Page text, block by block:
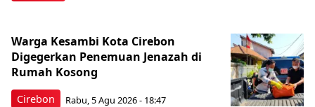
Cirebon
Warga Kesambi Kota Cirebon
Digegerkan Penemuan Jenazah di
Rumah Kosong
Rabu, 5 Agu 2026 - 18:47